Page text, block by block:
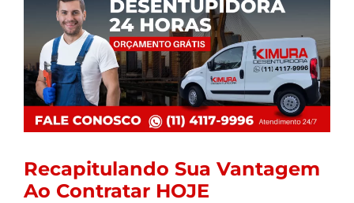
Recapitulando Sua Vantagem
Ao Contratar HOJE